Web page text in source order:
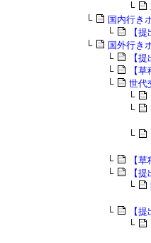
└
└
国内行き
└
【
└
国外行き
└
【
└
【
└
世代
└
└
└
└
【
└
【
└
└
【
└